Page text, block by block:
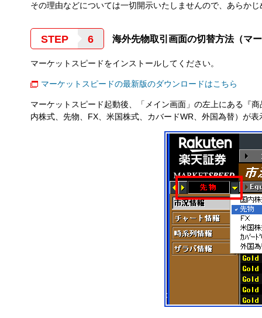
その理由などについては一切開示いたしませんので、あらか
STEP 海外先物取引画面の切替方法（マ
マーケットスピードをインストールしてください。
マーケットスピードの最新版のダウンロードはこちら
マーケットスピード起動後、「メイン画面」の左上にある『
内株式、先物、FX、米国株式、カバードWR、外国為替）が